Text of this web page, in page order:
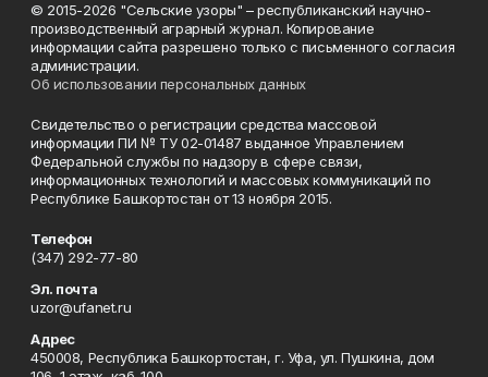
© 2015-2026 "Сельские узоры" – республиканский научно-
производственный аграрный журнал. Копирование
информации сайта разрешено только с письменного согласия
администрации.
Об использовании персональных данных
Свидетельство о регистрации средства массовой
информации ПИ № ТУ 02-01487 выданное Управлением
Федеральной службы по надзору в сфере связи,
информационных технологий и массовых коммуникаций по
Республике Башкортостан от 13 ноября 2015.
Телефон
(347) 292-77-80
Эл. почта
uzor@ufanet.ru
Адрес
450008, Республика Башкортостан, г. Уфа, ул. Пушкина, дом